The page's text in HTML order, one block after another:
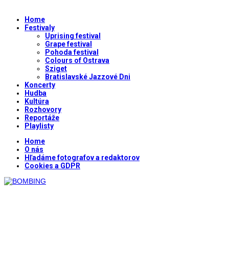
Home
Festivaly
Uprising festival
Grape festival
Pohoda festival
Colours of Ostrava
Sziget
Bratislavské Jazzové Dni
Koncerty
Hudba
Kultúra
Rozhovory
Reportáže
Playlisty
Home
O nás
Hľadáme fotografov a redaktorov
Cookies a GDPR